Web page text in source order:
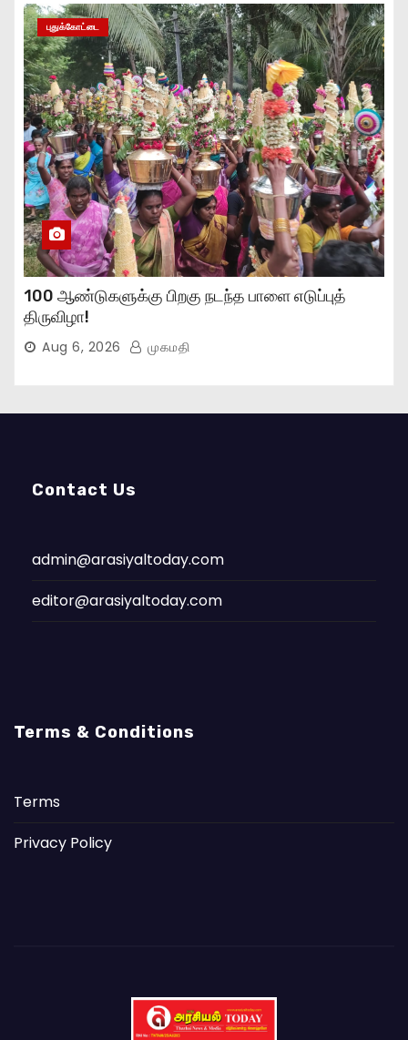
புதுக்கோட்டை
100 ஆண்டுகளுக்கு பிறகு நடந்த பாளை எடுப்புத்
திருவிழா!
Aug 6, 2026 முகமதி
Contact Us
admin@arasiyaltoday.com
editor@arasiyaltoday.com
Terms & Conditions
Terms
Privacy Policy